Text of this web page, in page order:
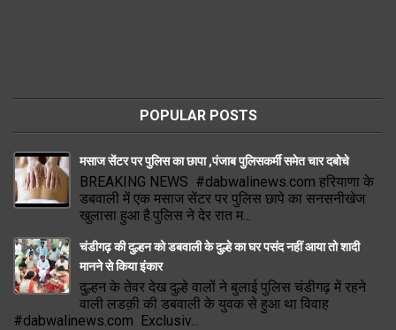
POPULAR POSTS
मसाज सेंटर पर पुलिस का छापा ,पंजाब पुलिसकर्मी समेत चार दबोचे
BREAKING NEWS #dabwalinews.com हरियाणा के
डबवाली में एक मसाज सेंटर पर पुलिस छापे का सनसनीखेज
खुलासा हुआ है.पुलिस ने देर रात म...
चंडीगढ़ की दुल्हन को डबवाली के दुल्हे का घर पसंद नहीं आया तो शादी
मानने से किया इंकार
दुल्हन के तेवर देख दुल्हे वालों ने बुलाई पुलिस चंडीगढ़ में रहने
वाली लडक़ी की डबवाली के युवक से हुआ था विवाह
#dabwalinews.com Exclusiv...